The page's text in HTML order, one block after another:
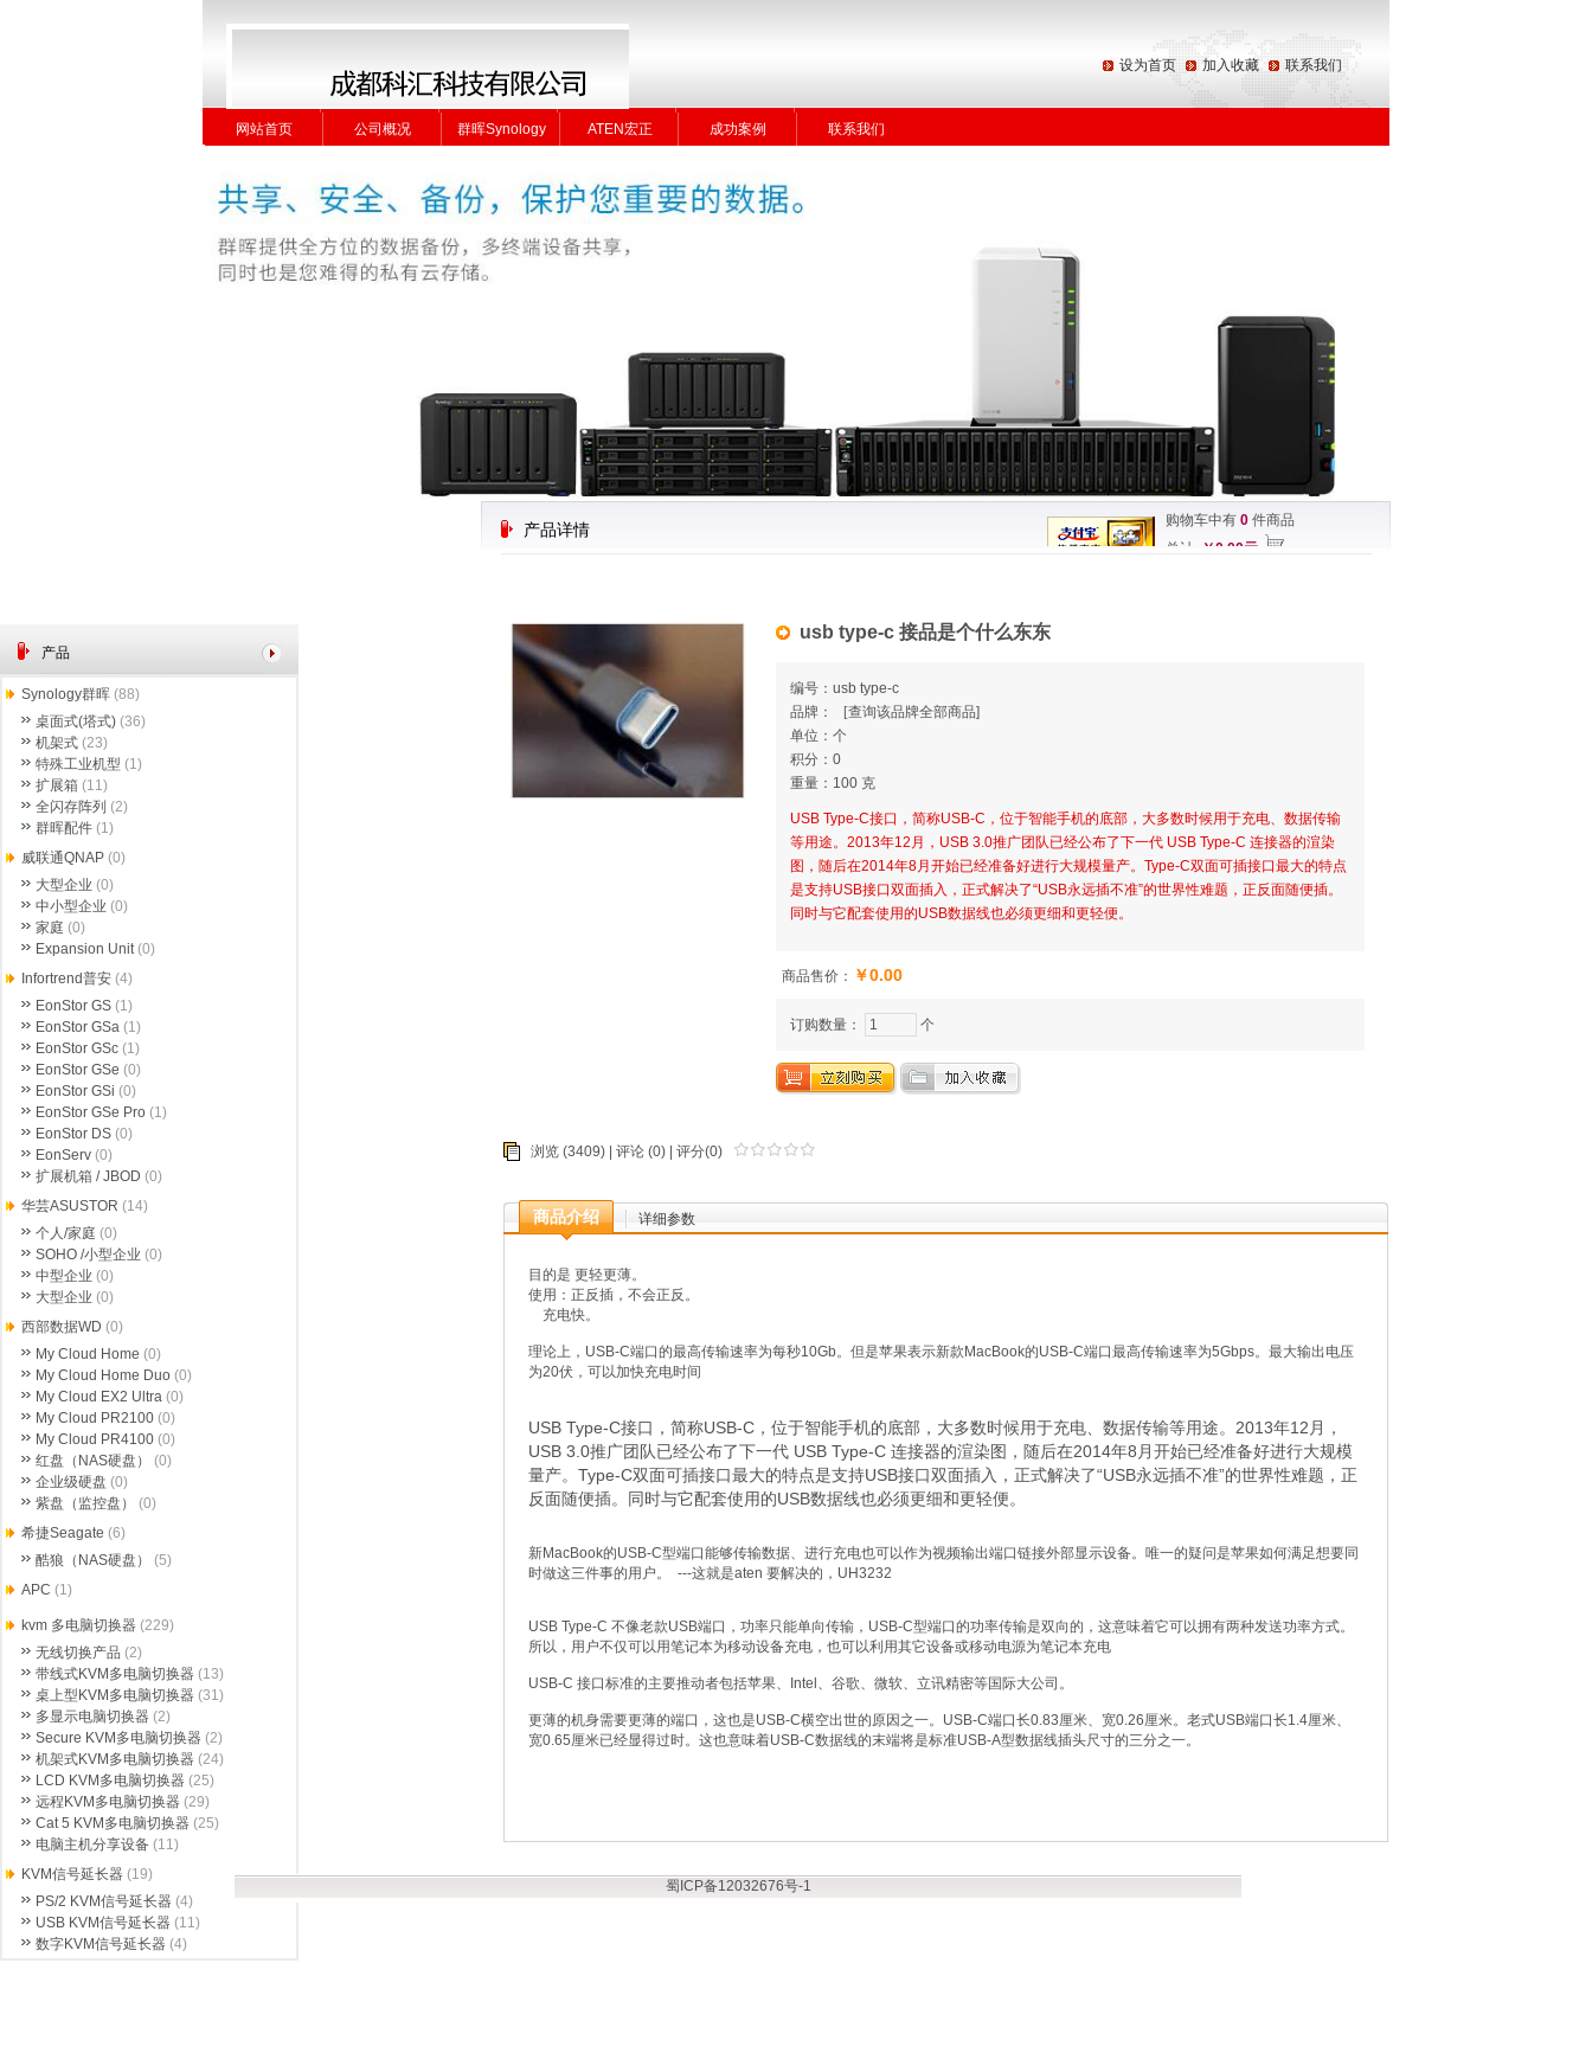
设为首页 加入收藏 联系我们
网站首页 公司概况 群晖Synology ATEN宏正 成功案例 联系我们
网站首页 公司概况 群晖Synology ATEN宏正 成功案例 联系我们
产品详情
购物车中有 0 件商品
总计
￥0.00元
usb type-c 接品是个什么东东
编号：usb type-c
品牌：
[查询该品牌全部商品]
单位：个
积分：0
重量：100 克
USB Type-C接口，简称USB-C，位于智能手机的底部，大多数时候用于充电、数据传输
等用途。2013年12月，USB 3.0推广团队已经公布了下一代 USB Type-C 连接器的渲染
图，随后在2014年8月开始已经准备好进行大规模量产。Type-C双面可插接口最大的特点
是支持USB接口双面插入，正式解决了“USB永远插不准”的世界性难题，正反面随便插。
同时与它配套使用的USB数据线也必须更细和更轻便。
商品售价： ￥0.00
订购数量： 个
浏览 (3409) | 评论 (0) | 评分(0)
商品介绍 详细参数
目的是 更轻更薄。
使用：正反插，不会正反。
充电快。
理论上，USB-C端口的最高传输速率为每秒10Gb。但是苹果表示新款MacBook的USB-C端口最高传输速率为5Gbps。最大输出电压
为20伏，可以加快充电时间
USB Type-C接口，简称USB-C，位于智能手机的底部，大多数时候用于充电、数据传输等用途。2013年12月，
USB 3.0推广团队已经公布了下一代 USB Type-C 连接器的渲染图，随后在2014年8月开始已经准备好进行大规模
量产。Type-C双面可插接口最大的特点是支持USB接口双面插入，正式解决了“USB永远插不准”的世界性难题，正
反面随便插。同时与它配套使用的USB数据线也必须更细和更轻便。
新MacBook的USB-C型端口能够传输数据、进行充电也可以作为视频输出端口链接外部显示设备。唯一的疑问是苹果如何满足想要同
时做这三件事的用户。 ---这就是aten 要解决的，UH3232
USB Type-C 不像老款USB端口，功率只能单向传输，USB-C型端口的功率传输是双向的，这意味着它可以拥有两种发送功率方式。
所以，用户不仅可以用笔记本为移动设备充电，也可以利用其它设备或移动电源为笔记本充电
USB-C 接口标准的主要推动者包括苹果、Intel、谷歌、微软、立讯精密等国际大公司。
更薄的机身需要更薄的端口，这也是USB-C横空出世的原因之一。USB-C端口长0.83厘米、宽0.26厘米。老式USB端口长1.4厘米、
宽0.65厘米已经显得过时。这也意味着USB-C数据线的末端将是标准USB-A型数据线插头尺寸的三分之一。
蜀ICP备12032676号-1
产品
Synology群晖 (88)
桌面式(塔式) (36)
机架式 (23)
特殊工业机型 (1)
扩展箱 (11)
全闪存阵列 (2)
群晖配件 (1)
威联通QNAP (0)
大型企业 (0)
中小型企业 (0)
家庭 (0)
Expansion Unit(0)
Infortrend普安 (4)
EonStor GS (1)
EonStor GSa (1)
EonStor GSc (1)
EonStor GSe (0)
EonStor GSi (0)
EonStor GSe Pro (1)
EonStor DS (0)
EonServ (0)
扩展机箱 / JBOD (0)
华芸ASUSTOR (14)
个人/家庭 (0)
SOHO /小型企业 (0)
中型企业 (0)
大型企业 (0)
西部数据WD (0)
My Cloud Home (0)
My Cloud Home Duo (0)
My Cloud EX2 Ultra (0)
My Cloud PR2100 (0)
My Cloud PR4100 (0)
红盘（NAS硬盘）
(0)
企业级硬盘 (0)
紫盘（监控盘）
(0)
希捷Seagate (6)
酷狼（NAS硬盘）
(5)
APC (1)
kvm 多电脑切换器 (229)
无线切换产品 (2)
带线式KVM多电脑切换器 (13)
桌上型KVM多电脑切换器 (31)
多显示电脑切换器 (2)
Secure KVM多电脑切换器 (2)
机架式KVM多电脑切换器 (24)
LCD KVM多电脑切换器 (25)
远程KVM多电脑切换器 (29)
Cat 5 KVM多电脑切换器 (25)
电脑主机分享设备 (11)
KVM信号延长器 (19)
PS/2 KVM信号延长器 (4)
USB KVM信号延长器 (11)
数字KVM信号延长器 (4)